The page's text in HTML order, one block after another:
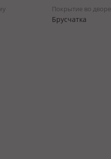
Покрытие во дворе
Брусчатка